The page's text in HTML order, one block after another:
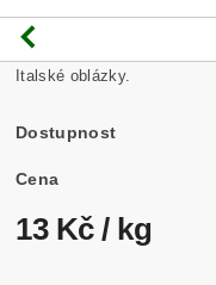
Italské oblázky.
Dostupnost
Cena
13 Kč/ kg